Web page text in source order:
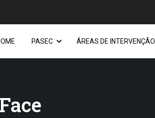
PASEC ÁREAS DE INTERVENÇÃO